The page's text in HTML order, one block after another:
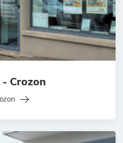
Crozon